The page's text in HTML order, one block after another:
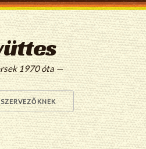
1970 óta —
SZERVEZŐKNEK